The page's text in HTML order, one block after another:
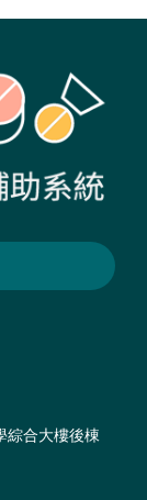
綜合大樓後棟